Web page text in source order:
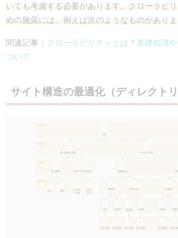
いても考慮する必要があります。クローラビ
めの施策には、例えば次のようなものがありま
関連記事： クローラビリティとは？基礎知識
ついて
サイト構造の最適化（ディレクトリ